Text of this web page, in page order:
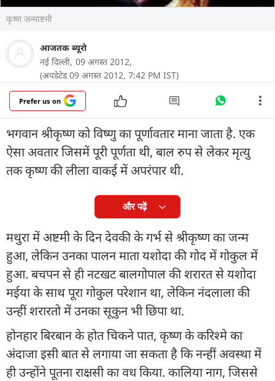
कृष्ण जन्माष्टमी
आजतक ब्यूरो
नई दिल्ली, 09 अगस्त 2012,
(अपडेटेड 09 अगस्त 2012, 7:42 PM IST)
Prefer us on
भगवान श्रीकृष्ण को विष्णु का पूर्णावतार माना जाता है. एक
ऐसा अवतार जिसमें पूरी पूर्णता थी, बाल रुप से लेकर मृत्यु
तक कृष्ण की लीला वाकई में अपरंपार थी.
और पढ़ें
मथुरा में अष्टमी के दिन देवकी के गर्भ से श्रीकृष्ण का जन्म
हुआ, लेकिन उनका पालन माता यशोदा की गोद में गोकुल में
हुआ. बचपन से ही नटखट बालगोपाल की शरारत से यशोदा
मईया के साथ पूरा गोकुल परेशान था, लेकिन नंदलाला की
उन्हीं शरारतो में उनका सूकुन भी छिपा था.
होनहार बिरबान के होत चिकने पात, कृष्ण के करिश्मे का
अंदाजा इसी बात से लगाया जा सकता है कि नन्हीं अवस्था में
ही उन्होंने पूतना राक्षसी का वध किया. कालिया नाग, जिससे